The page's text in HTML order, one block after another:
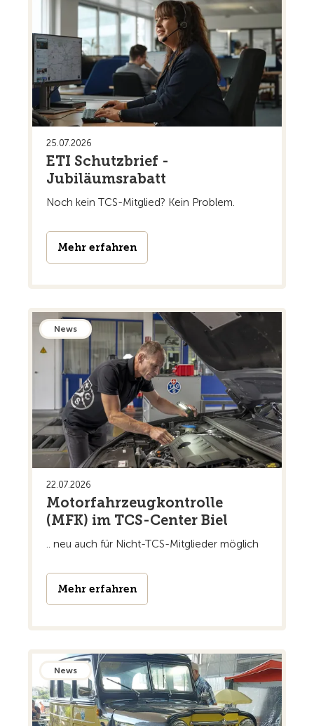
25.07.2026
ETI Schutzbrief -
Jubiläumsrabatt
Noch kein TCS-Mitglied? Kein Problem.
Mehr erfahren
News
22.07.2026
Motorfahrzeugkontrolle
(MFK) im TCS-Center Biel
.. neu auch für Nicht-TCS-Mitglieder möglich
Mehr erfahren
News